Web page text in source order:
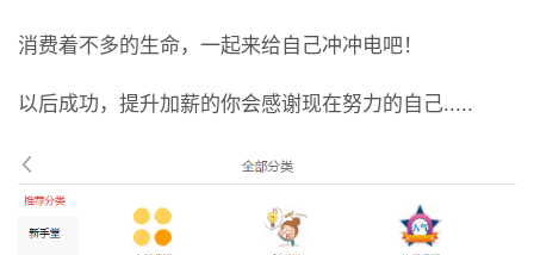
消费着不多的生命，一起来给自己冲冲电吧！
以后成功，提升加薪的你会感谢现在努力的自己.....